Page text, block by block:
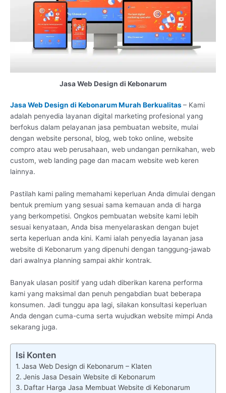
Jasa Web Design di Kebonarum
Jasa Web Design di Kebonarum Murah Berkualitas– Kami
adalah penyedia layanan digital marketing profesional yang
berfokus dalam pelayanan jasa pembuatan website, mulai
dengan website personal, blog, web toko online, website
compro atau web perusahaan, web undangan pernikahan, web
custom, web landing page dan macam website web keren
lainnya.
Pastilah kami paling memahami keperluan Anda dimulai dengan
bentuk premium yang sesuai sama kemauan anda di harga
yang berkompetisi. Ongkos pembuatan website kami lebih
sesuai kenyataan, Anda bisa menyelaraskan dengan bujet
serta keperluan anda kini. Kami ialah penyedia layanan jasa
website di Kebonarum yang dipenuhi dengan tanggung-jawab
dari awalnya planning sampai akhir kontrak.
Banyak ulasan positif yang udah diberikan karena performa
kami yang maksimal dan penuh pengabdian buat beberapa
konsumen. Jadi tunggu apa lagi, silakan konsultasi keperluan
Anda dengan cuma-cuma serta wujudkan website mimpi Anda
sekarang juga.
Isi Konten
Jasa Web Design di Kebonarum – Klaten
Jenis Jasa Desain Website di Kebonarum
Daftar Harga Jasa Membuat Website di Kebonarum